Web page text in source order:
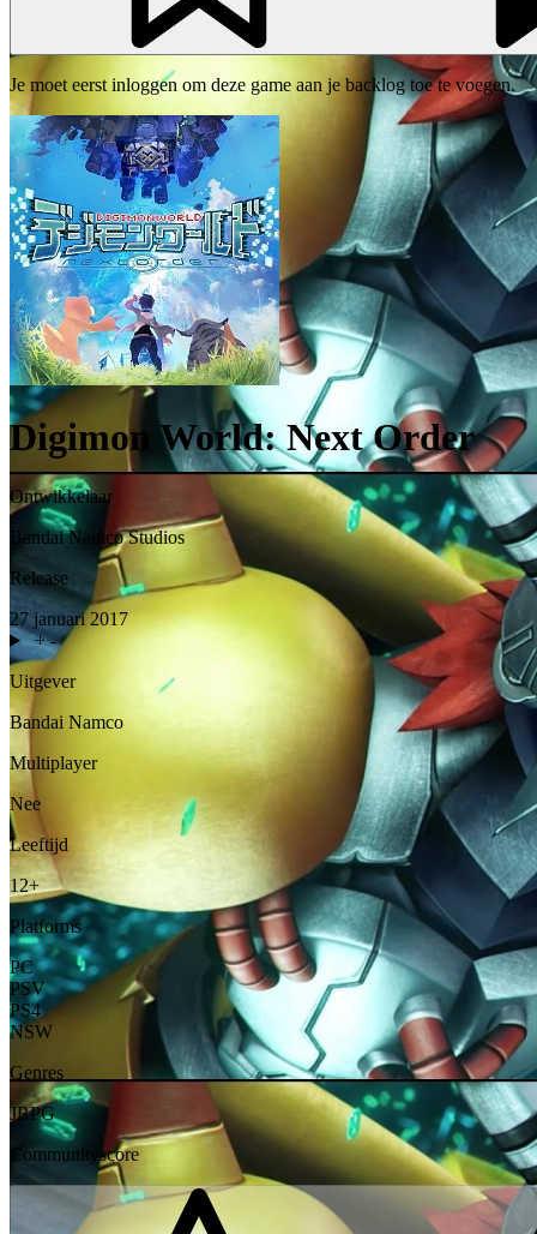
Je moet eerst inloggen om deze game aan je backlog toe te voegen.
Digimon World: Next Order
Ontwikkelaar
Bandai Namco Studios
Release
27 januari 2017
+ -
Uitgever
Bandai Namco
Multiplayer
Nee
Leeftijd
12+
Platforms
PC
PSV
PS4
NSW
Genres
JRPG
Communityscore